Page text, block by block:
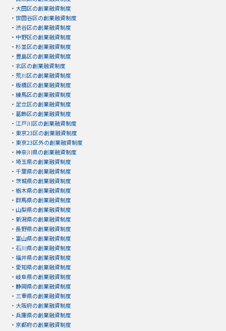
・ 大田区の創業融資制度
・ 世田谷区の創業融資制度
・ 渋谷区の創業融資制度
・ 中野区の創業融資制度
・ 杉並区の創業融資制度
・ 豊島区の創業融資制度
・ 北区の創業融資制度
・ 荒川区の創業融資制度
・ 板橋区の創業融資制度
・ 練馬区の創業融資制度
・ 足立区の創業融資制度
・ 葛飾区の創業融資制度
・ 江戸川区の創業融資制度
・ 東京23区の創業融資制度
・ 東京23区外の創業融資制度
・ 神奈川県の創業融資制度
・ 埼玉県の創業融資制度
・ 千葉県の創業融資制度
・ 茨城県の創業融資制度
・ 栃木県の創業融資制度
・ 群馬県の創業融資制度
・ 山梨県の創業融資制度
・ 新潟県の創業融資制度
・ 長野県の創業融資制度
・ 富山県の創業融資制度
・ 石川県の創業融資制度
・ 福井県の創業融資制度
・ 愛知県の創業融資制度
・ 岐阜県の創業融資制度
・ 静岡県の創業融資制度
・ 三重県の創業融資制度
・ 大阪府の創業融資制度
・ 兵庫県の創業融資制度
・ 京都府の創業融資制度